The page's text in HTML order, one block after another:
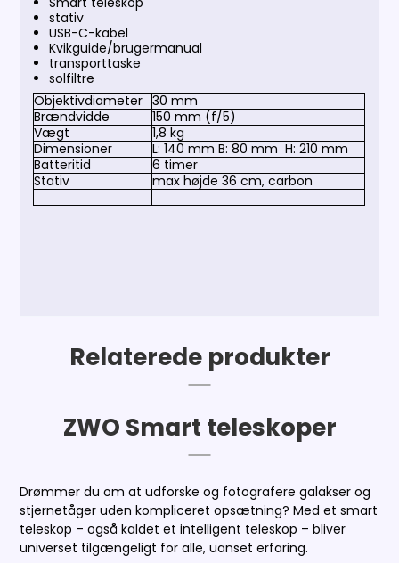
stativ
USB-C-kabel
Kvikguide/brugermanual
transporttaske
solfiltre
Objektivdiameter 30 mm
Brændvidde
150 mm (f/5)
Vægt
1,8 kg
Dimensioner
L: 140 mm B: 80 mm H: 210 mm
Batteritid
6 timer
Stativ
max højde 36 cm, carbon
Relaterede produkter
ZWO Smart teleskoper
Drømmer du om at udforske og fotografere galakser og
stjernetåger uden kompliceret opsætning? Med et smart
teleskop – også kaldet et intelligent teleskop – bliver
universet tilgængeligt for alle, uanset erfaring.